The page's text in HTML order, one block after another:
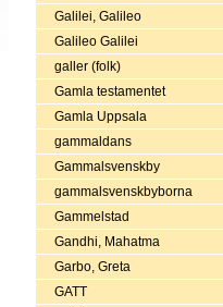
Galilei, Galileo
Galileo Galilei
galler (folk)
Gamla testamentet
Gamla Uppsala
gammaldans
Gammalsvenskby
gammalsvenskbyborna
Gammelstad
Gandhi, Mahatma
Garbo, Greta
GATT